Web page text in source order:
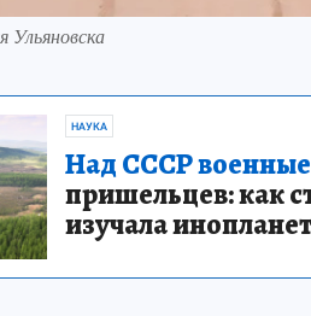
НАУКА
Над СССР военные
пришельцев: как
изучала